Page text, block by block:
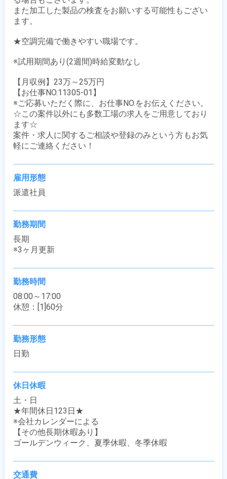
また加工した製品の検査をお願いする可能性もござい
ます。
★空調完備で働きやすい職場です。
※試用期間あり(2週間)時給変動なし
【月収例】23万～25万円
【お仕事NO.11305-01】
※ご応募いただく際に、お仕事NO.をお伝えください。
☆この案件以外にも多数工場の求人をご用意しており
ます☆
案件・求人に関するご相談や登録のみという方もお気
軽にご連絡ください！
雇用形態
派遣社員
勤務期間
長期
※3ヶ月更新
勤務時間
08:00～17:00
休憩：[1]60分
勤務形態
日勤
休日休暇
土・日
★年間休日123日★
※会社カレンダーによる
【その他長期休暇あり】
ゴールデンウィーク、夏季休暇、冬季休暇
交通費